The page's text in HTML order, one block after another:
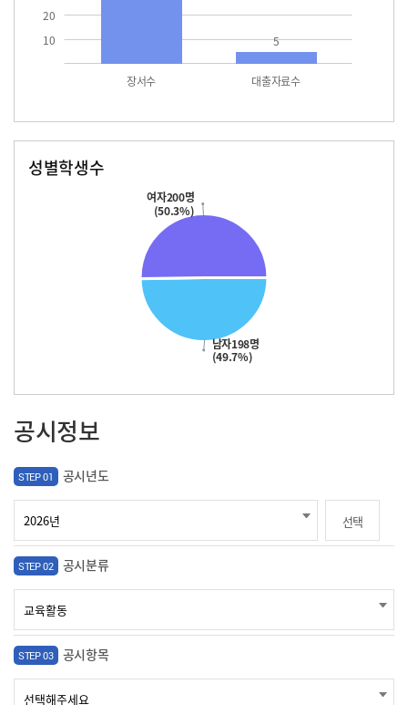
10
20
장서수 대출자료수
5
성별학생수
남자198명
(49.7%)
여자200명
(50.3%)
공시정보
STEP 01 공시년도
선택
STEP 02 공시분류
STEP 03 공시항목